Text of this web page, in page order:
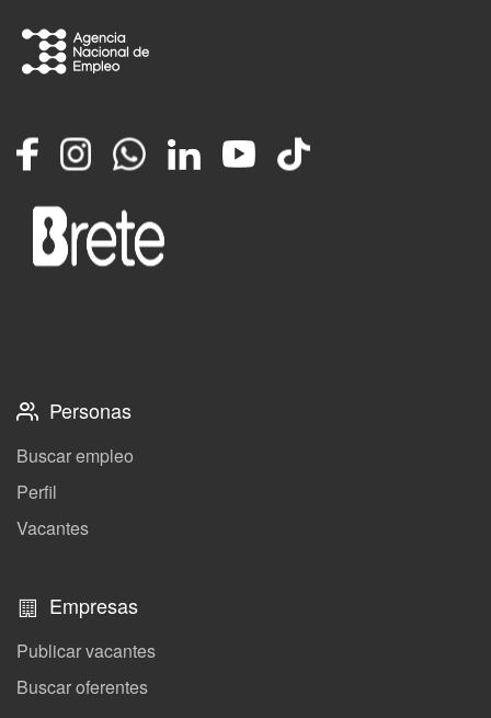
FacebookInstagramWhatsappLinkedInYouTube
TikTok
Personas
Buscar empleo
Perfil
Vacantes
Empresas
Publicar vacantes
Buscar oferentes